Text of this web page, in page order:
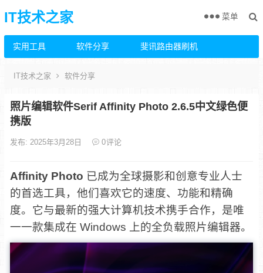
IT技术之家
实用工具 软件分享 斐讯路由器刷机
菜单
IT技术之家 软件分享
照片编辑软件Serif Affinity Photo 2.6.5中文绿色便
携版
发布: 2025年3月28日 0评论
Affinity Photo 已成为全球摄影和创意专业人士
的首选工具，他们喜欢它的速度、功能和精确
度。它与最新的强大计算机技术携手合作，是唯
一一款集成在 Windows 上的全负载照片编辑器。